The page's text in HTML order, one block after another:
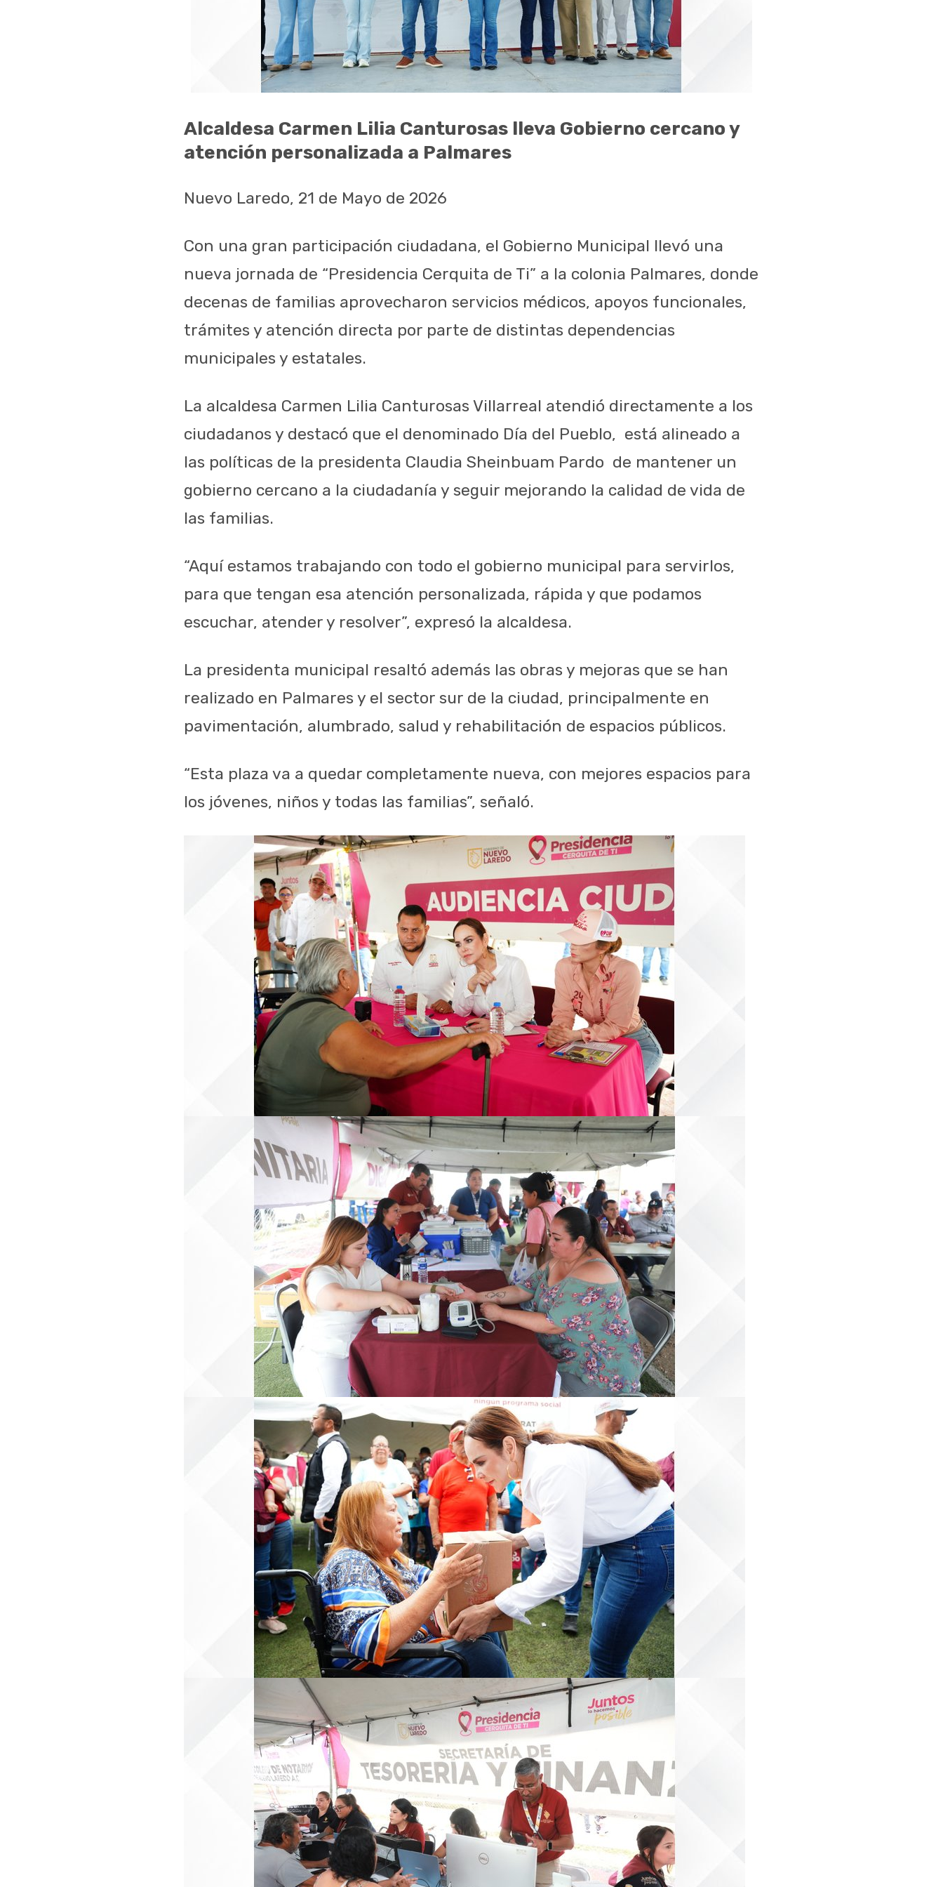
Alcaldesa Carmen Lilia Canturosas lleva Gobierno cercano y
atención personalizada a Palmares
Nuevo Laredo, 21 de Mayo de 2026
Con una gran participación ciudadana, el Gobierno Municipal llevó una
nueva jornada de “Presidencia Cerquita de Ti” a la colonia Palmares, donde
decenas de familias aprovecharon servicios médicos, apoyos funcionales,
trámites y atención directa por parte de distintas dependencias
municipales y estatales.
La alcaldesa Carmen Lilia Canturosas Villarreal atendió directamente a los
ciudadanos y destacó que el denominado Día del Pueblo, está alineado a
las políticas de la presidenta Claudia Sheinbuam Pardo de mantener un
gobierno cercano a la ciudadanía y seguir mejorando la calidad de vida de
las familias.
“Aquí estamos trabajando con todo el gobierno municipal para servirlos,
para que tengan esa atención personalizada, rápida y que podamos
escuchar, atender y resolver”, expresó la alcaldesa.
La presidenta municipal resaltó además las obras y mejoras que se han
realizado en Palmares y el sector sur de la ciudad, principalmente en
pavimentación, alumbrado, salud y rehabilitación de espacios públicos.
“Esta plaza va a quedar completamente nueva, con mejores espacios para
los jóvenes, niños y todas las familias”, señaló.